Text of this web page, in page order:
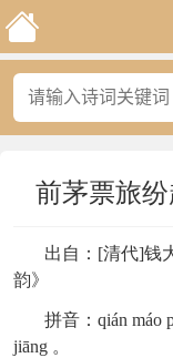
前茅票旅纷
出自：[清代]钱
韵》
拼音： qián máo
jiāng 。